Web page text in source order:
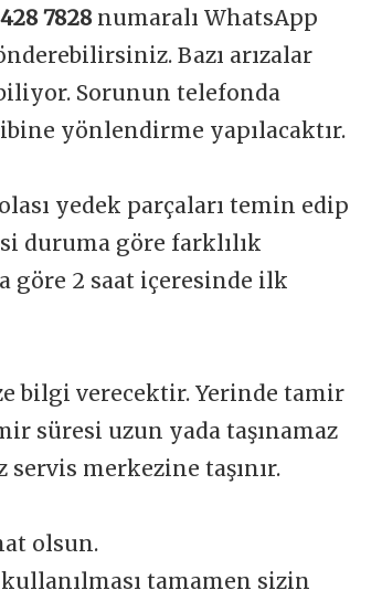
7828 numaralı WhatsApp
Bazı arızalar
Sorunun telefonda
yönlendirme yapılacaktır.
yedek parçaları temin edip
duruma göre farklılık
2 saat içeresinde ilk
bilgi verecektir. Yerinde tamir
süresi uzun yada taşınamaz
merkezine taşınır.
olsun.
tamamen sizin